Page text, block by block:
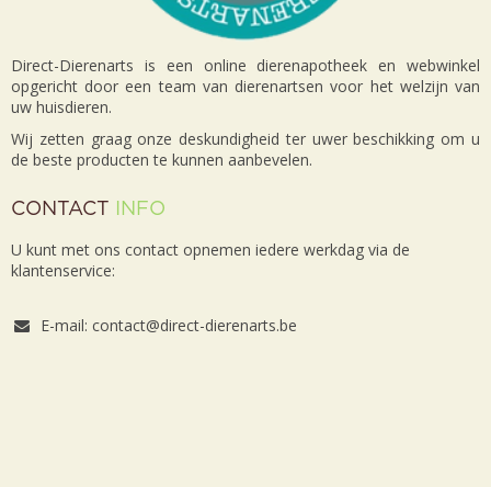
Direct-Dierenarts is een online dierenapotheek en webwinkel
opgericht door een team van dierenartsen voor het welzijn van
uw huisdieren.
Wij zetten graag onze deskundigheid ter uwer beschikking om u
de beste producten te kunnen aanbevelen.
CONTACT INFO
U kunt met ons contact opnemen iedere werkdag via de
klantenservice:
E-mail: contact@direct-dierenarts.be